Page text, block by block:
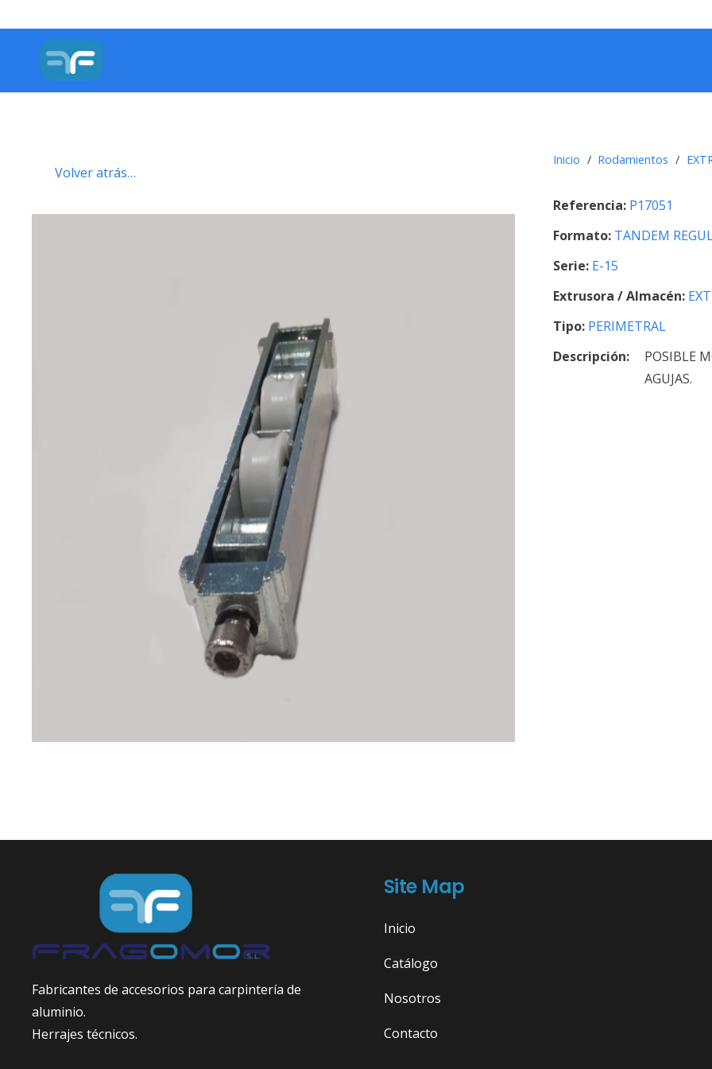
Volver atrás…
Inicio / Rodamientos /
Referencia: P17051
Formato: TANDEM
Serie: E-15
Extrusora / Almacén:
Tipo: PERIMETRAL
Descripción:
POSIBLE
AGUJAS.
Fabricantes de accesorios para carpintería de
aluminio.
Herrajes técnicos.
Site Map
Inicio
Catálogo
Nosotros
Contacto